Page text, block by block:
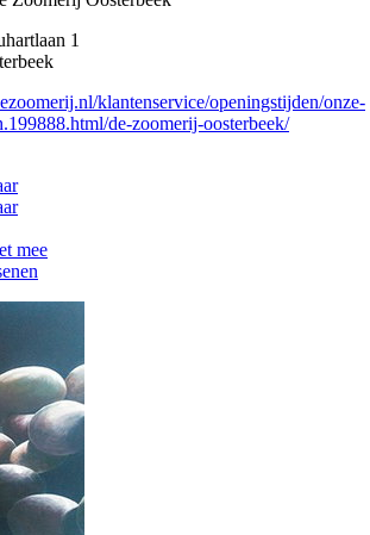
1
klantenservice/openingstijden/onze-
de-zoomerij-oosterbeek/
mee